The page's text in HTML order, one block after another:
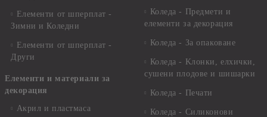
Елементи от шперплат -
Зимни и Коледни
Елементи от шперплат -
Други
Елементи и материали за
декорация
Акрил и пластмаса
Коледа - Предмети и
елементи за декорация
Коледа - За опаковане
Коледа - Kлонки, елхички,
сушени плодове и шишарки
Коледа - Печати
Коледа - Силиконови